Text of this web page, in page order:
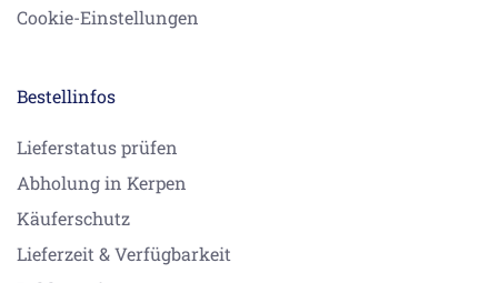
Cookie-Einstellungen
Bestellinfos
Lieferstatus prüfen
Abholung in Kerpen
Käuferschutz
Lieferzeit & Verfügbarkeit